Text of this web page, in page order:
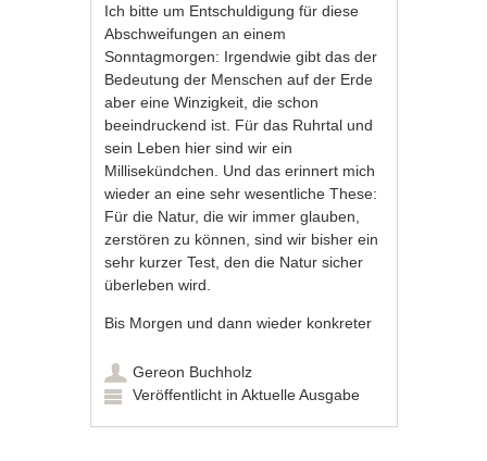
Ich bitte um Entschuldigung für diese
Abschweifungen an einem
Sonntagmorgen: Irgendwie gibt das der
Bedeutung der Menschen auf der Erde
aber eine Winzigkeit, die schon
beeindruckend ist. Für das Ruhrtal und
sein Leben hier sind wir ein
Millisekündchen. Und das erinnert mich
wieder an eine sehr wesentliche These:
Für die Natur, die wir immer glauben,
zerstören zu können, sind wir bisher ein
sehr kurzer Test, den die Natur sicher
überleben wird.
Bis Morgen und dann wieder konkreter
Gereon Buchholz
Veröffentlicht inAktuelle Ausgabe